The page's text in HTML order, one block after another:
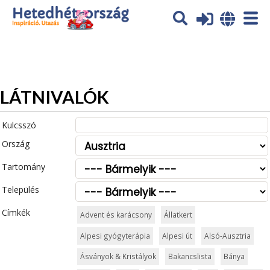
Az oldal sütiket (cookies) használ. További tájékoztatás itt:
Adatvédelmi tájékoztató
LÁTNIVALÓK
Kulcsszó
Ország
Tartomány
Település
Címkék
Advent és karácsony Állatkert
Alpesi gyógyterápia Alpesi út Alsó-Ausztria
Ásványok & Kristályok Bakancslista Bánya